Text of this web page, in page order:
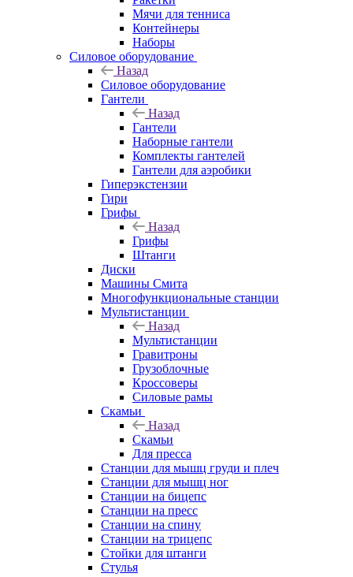
Мячи для тенниса
Контейнеры
Наборы
Силовое оборудование
Назад
Силовое оборудование
Гантели
Назад
Гантели
Наборные гантели
Комплекты гантелей
Гантели для аэробики
Гиперэкстензии
Гири
Грифы
Назад
Грифы
Штанги
Диски
Машины Смита
Многофункциональные станции
Мультистанции
Назад
Мультистанции
Гравитроны
Грузоблочные
Кроссоверы
Силовые рамы
Скамьи
Назад
Скамьи
Для пресса
Станции для мышц груди и плеч
Станции для мышц ног
Станции на бицепс
Станции на пресс
Станции на спину
Станции на трицепс
Стойки для штанги
Стулья